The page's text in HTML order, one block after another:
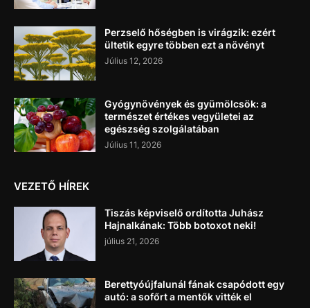
Perzselő hőségben is virágzik: ezért
ültetik egyre többen ezt a növényt
Július 12, 2026
Gyógynövények és gyümölcsök: a
természet értékes vegyületei az
egészség szolgálatában
Július 11, 2026
VEZETŐ HÍREK
Tiszás képviselő ordította Juhász
Hajnalkának: Több botoxot neki!
július 21, 2026
Berettyóújfalunál fának csapódott egy
autó: a sofőrt a mentők vitték el